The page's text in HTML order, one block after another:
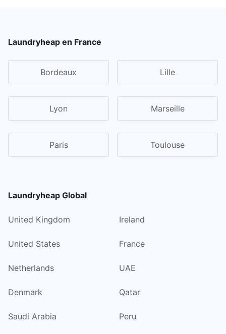
Laundryheap en France
Bordeaux Lille
Lyon Marseille
Paris Toulouse
Laundryheap Global
United Kingdom Ireland
United States France
Netherlands UAE
Denmark Qatar
Saudi Arabia Peru